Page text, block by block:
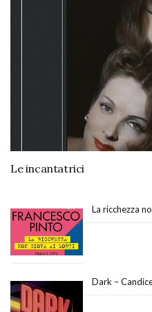
Le incantatrici
La ricchezza
Dark –